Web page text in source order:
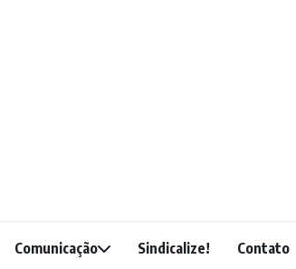
Comunicação Sindicalize! Contato